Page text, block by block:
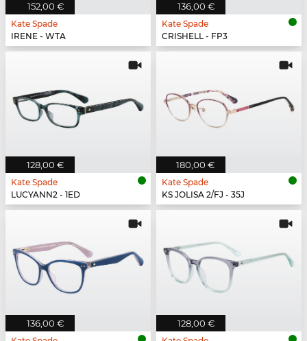
152,00 €
Kate Spade
IRENE - WTA
136,00 €
Kate Spade
CRISHELL - FP3
128,00 €
Kate Spade
LUCYANN2 - 1ED
180,00 €
Kate Spade
KS JOLISA 2/FJ - 35J
136,00 € 128,00 €